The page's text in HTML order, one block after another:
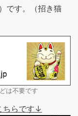
です。（招き猫
は不要です
ちらです↓